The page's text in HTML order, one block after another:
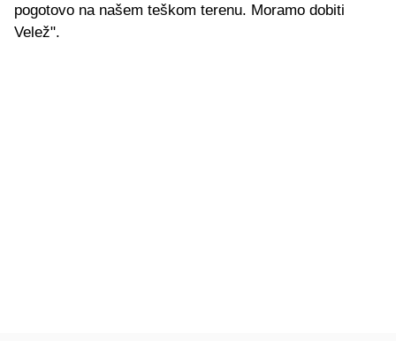
pogotovo na našem teškom terenu. Moramo dobiti
Velež".